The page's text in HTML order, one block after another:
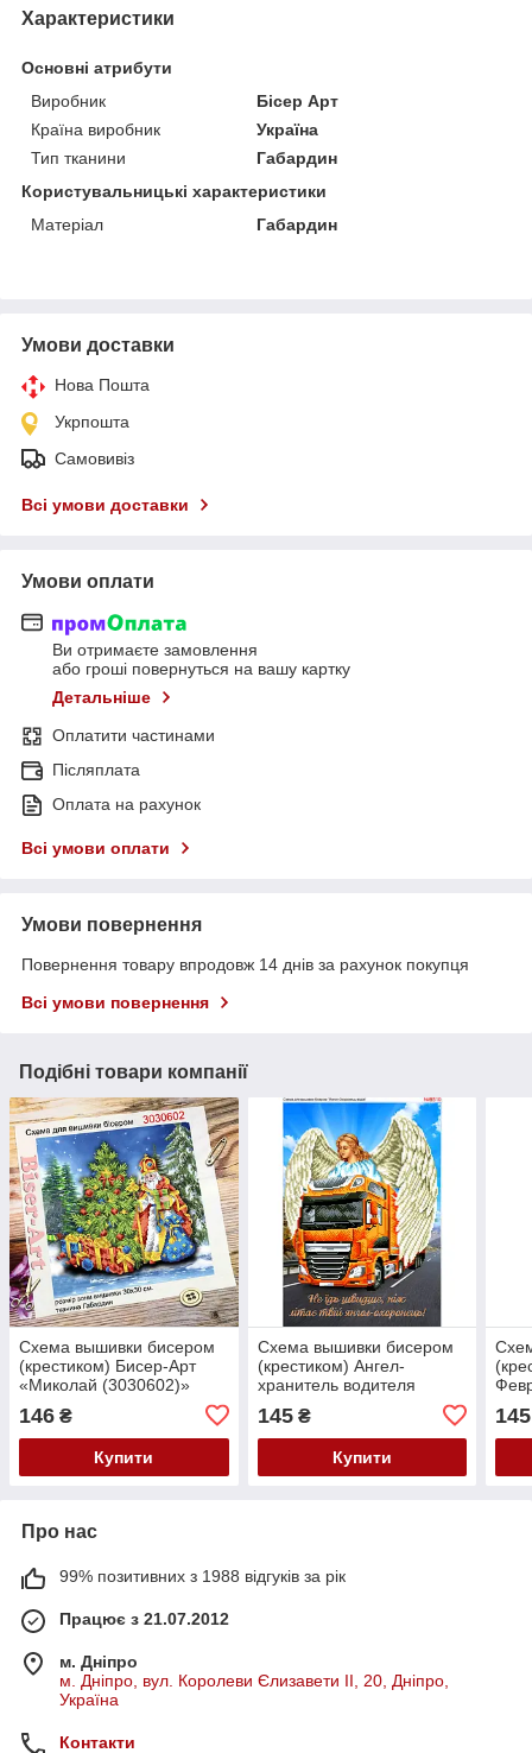
Характеристики
Основні атрибути
Виробник
Бісер Арт
Країна виробник
Україна
Тип тканини
Габардин
Користувальницькі характеристики
Матеріал
Габардин
Умови доставки
Нова Пошта
Укрпошта
Самовивіз
Всі умови доставки
Умови оплати
Ви отримаєте замовлення
або гроші повернуться на вашу картку
Детальніше
Оплатити частинами
Післяплата
Оплата на рахунок
Всі умови оплати
Умови повернення
Повернення товару впродовж 14 днів за рахунок покупця
Всі умови повернення
Подібні товари компанії
Схема вышивки бисером
(крестиком) Бисер-Арт
«Миколай (3030602)»
146 ₴
Купити
Схема вышивки бисером
(крестиком) Ангел-
хранитель водителя
145₴
Купити
145
Про нас
99% позитивних з 1988 відгуків за рік
Працює з 21.07.2012
м. Дніпро
м. Дніпро, вул. Королеви Єлизавети ІІ, 20, Дніпро,
Україна
Контакти